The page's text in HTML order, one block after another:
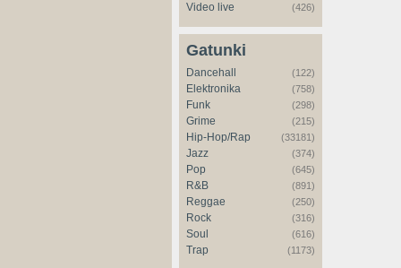
Video live (426)
Gatunki
Dancehall (122)
Elektronika (758)
Funk (298)
Grime (215)
Hip-Hop/Rap (33181)
Jazz (374)
Pop (645)
R&B (891)
Reggae (250)
Rock (316)
Soul (616)
Trap (1173)